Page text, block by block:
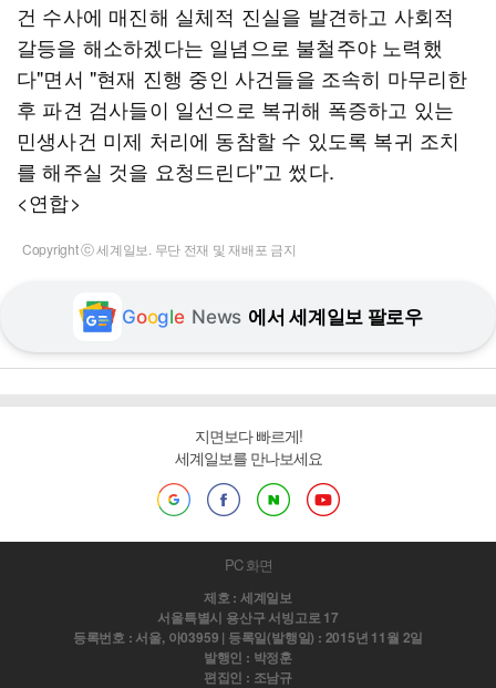
건 수사에 매진해 실체적 진실을 발견하고 사회적
갈등을 해소하겠다는 일념으로 불철주야 노력했
다"면서 "현재 진행 중인 사건들을 조속히 마무리한
후 파견 검사들이 일선으로 복귀해 폭증하고 있는
민생사건 미제 처리에 동참할 수 있도록 복귀 조치
를 해주실 것을 요청드린다"고 썼다.
<연합>
Copyright ⓒ 세계일보. 무단 전재 및 재배포 금지
Google News 에서 세계일보 팔로우
지면보다 빠르게!
세계일보를 만나보세요
PC 화면
제호 : 세계일보
서울특별시 용산구 서빙고로 17
등록번호 : 서울, 아03959 | 등록일(발행일) : 2015년 11월 2일
발행인 : 박정훈
편집인 : 조남규